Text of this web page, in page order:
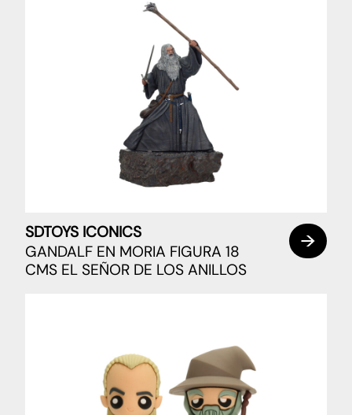
SDTOYS ICONICS
GANDALF EN MORIA FIGURA 18
CMS EL SEÑOR DE LOS ANILLOS